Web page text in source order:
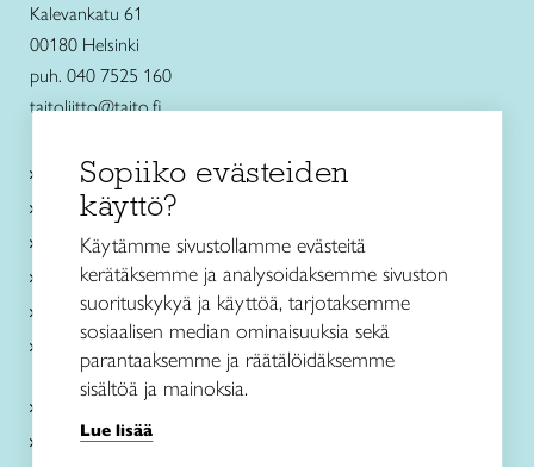
Kalevankatu 61
00180 Helsinki
puh. 040 7525 160
taitoliitto@taito.fi
Käsityökurssit ja koulutus
Ajankohtaista
Käsityöohjeet
Me olemme Taito
Paikallinen toiminta
Verkkokaupat
Kirjaudu Arviin
Kirjaudu Taitocampukseen
Sopiiko evästeiden
käyttö?
Käytämme sivustollamme evästeitä
kerätäksemme ja analysoidaksemme sivuston
suorituskykyä ja käyttöä, tarjotaksemme
sosiaalisen median ominaisuuksia sekä
parantaaksemme ja räätälöidäksemme
sisältöä ja mainoksia.
Lue lisää